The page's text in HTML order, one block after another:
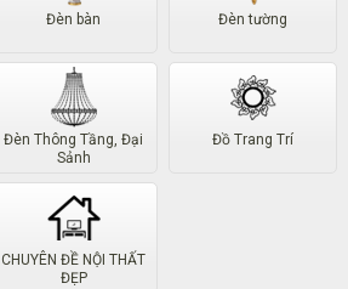
Đèn bàn Đèn tường
Đèn Thông Tầng, Đại
Sảnh
Đồ Trang Trí
CHUYÊN ĐỀ NỘI THẤT
ĐẸP